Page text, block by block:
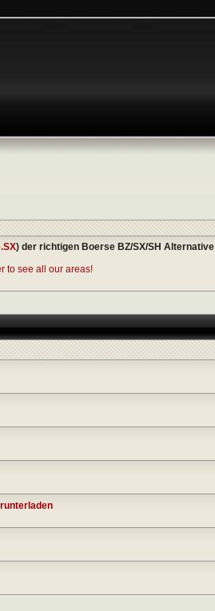
) der richtigen Boerse BZ/SX/SH Alternative
to see all our areas!